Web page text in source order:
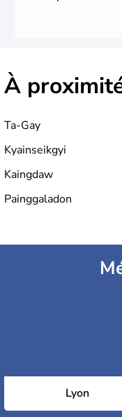
À
Ta-Gay
Kyainseikgyi
Kaingdaw
Painggaladon
Lyon